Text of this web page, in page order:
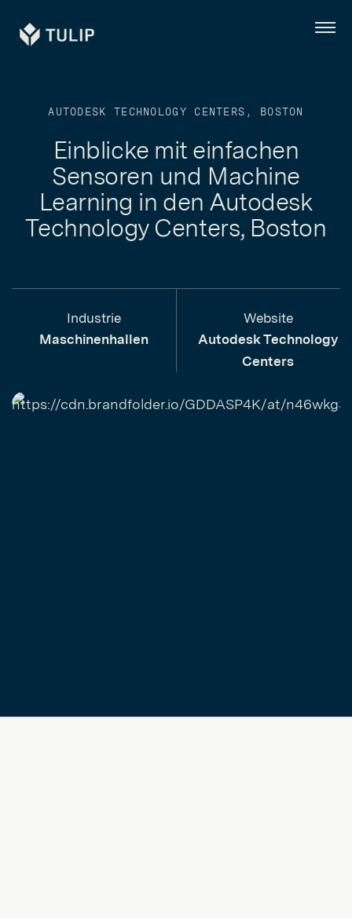
Tulip Menü
AUTODESK TECHNOLOGY CENTERS, BOSTON
Einblicke mit einfachen
Sensoren und Machine
Learning in den Autodesk
Technology Centers, Boston
Industrie
Maschinenhallen
Website
Autodesk Technology
Centers